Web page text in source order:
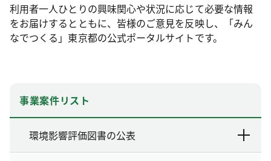
利用者一人ひとりの興味関心や状況に応じて必要な情報
をお届けするとともに、皆様のご意見を反映し、「みん
なでつくる」東京都の公式ポータルサイトです。
事業案件リスト
環境影響評価図書の公表